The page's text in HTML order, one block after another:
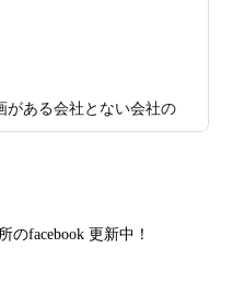
3D設計で理想の家づくり
体験できる最後のチャン
S様,滋賀県草津市D様,
,京都市上京区T様,京都
賀県大津市A様,京都市
市山科区D様,滋賀県草津
市I様,京都市中京区N様,
市中京区I様,京都府宇治市
がある会社とない会社の
のfacebook 更新中！